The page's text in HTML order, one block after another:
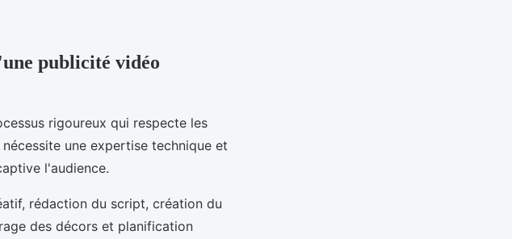
publicité vidéo
rigoureux qui respecte les
une expertise technique et
l'audience.
rédaction du script, création du
des décors et planification